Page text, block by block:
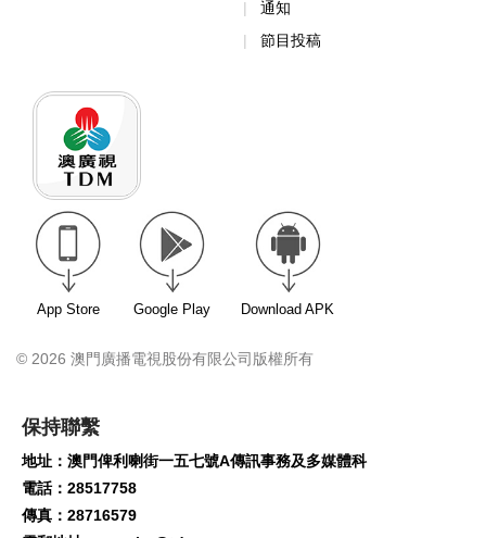
通知
節目投稿
App Store Google Play Download APK
© 2026 澳門廣播電視股份有限公司版權所有
保持聯繫
地址：澳門俾利喇街一五七號A傳訊事務及多媒體科
電話：28517758
傳真：28716579